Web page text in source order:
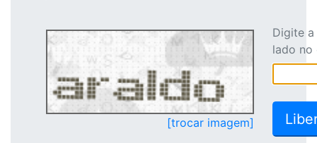
[trocar imagem]
Digite
lado no